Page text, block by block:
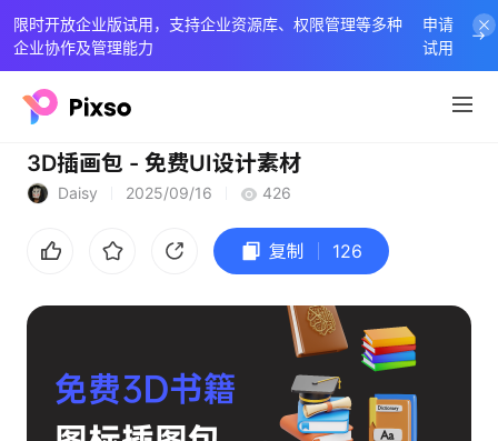
限时开放企业版试用，支持企业资源库、权限管理等多种
企业协作及管理能力
申请
试用
3D插画包 - 免费UI设计素材
Daisy 2025/09/16 426
复制 126